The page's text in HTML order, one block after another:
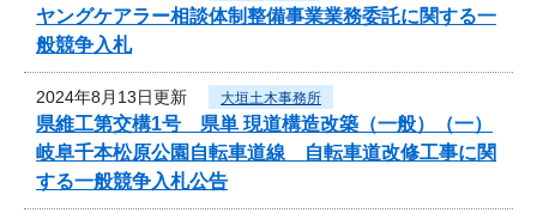
ヤングケアラー相談体制整備事業業務委託に関する一
般競争入札
2024年8月13日更新 大垣土木事務所
県維工第交構1号 県単 現道構造改築（一般）（一）
岐阜千本松原公園自転車道線 自転車道改修工事に関
する一般競争入札公告